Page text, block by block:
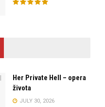
Her Private Hell – opera
života
JULY 30, 2026